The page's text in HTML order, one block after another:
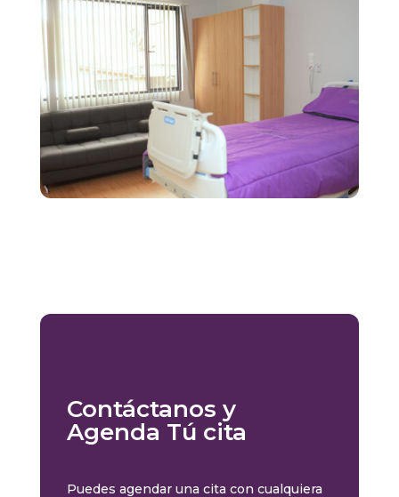
Contáctanos y
Agenda Tú cita
Puedes agendar una cita con cualquiera